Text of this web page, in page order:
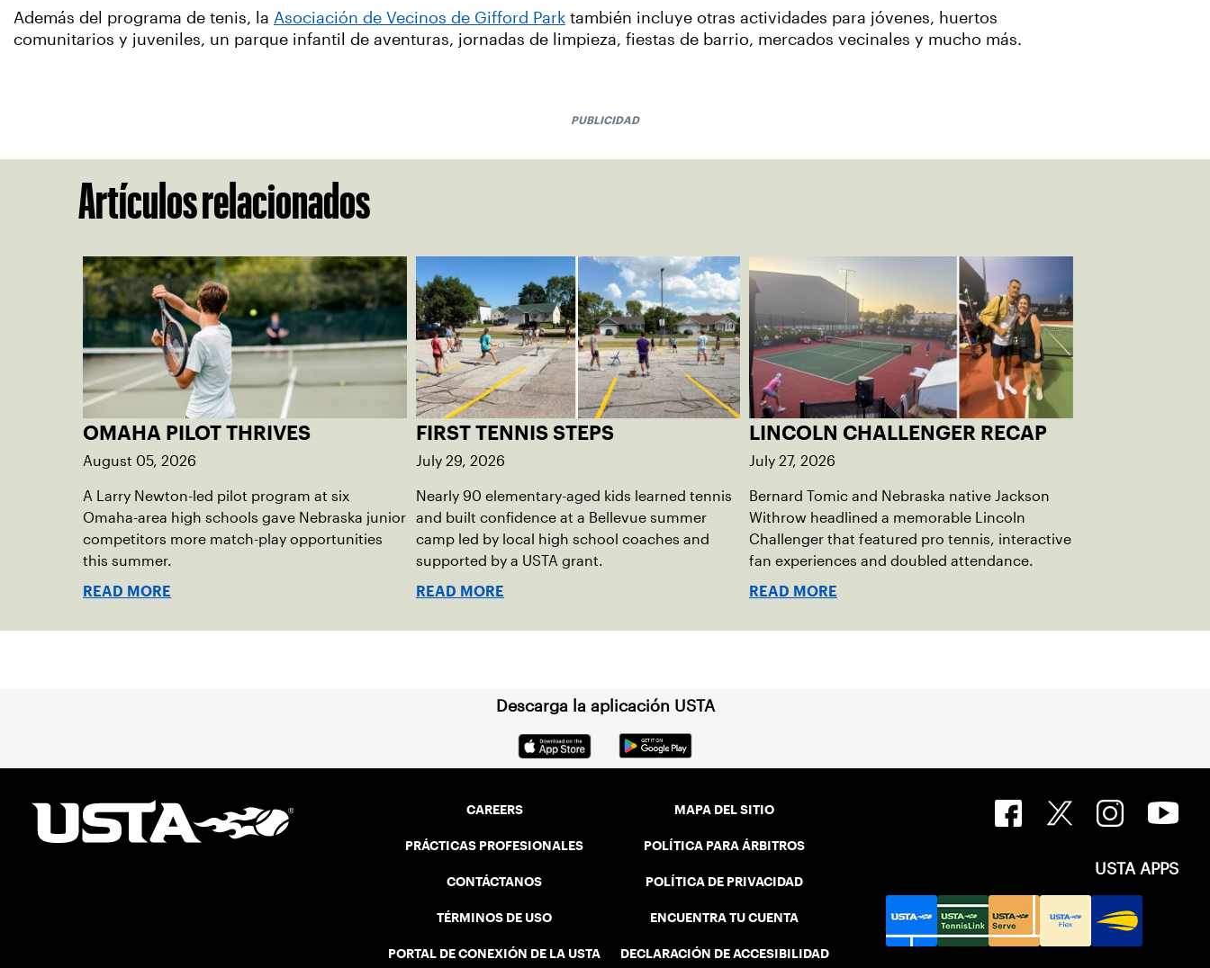
Además del programa de tenis, la Asociación de Vecinos de Gifford Park también incluye otras actividades para jóvenes, huertos
comunitarios y juveniles, un parque infantil de aventuras, jornadas de limpieza, fiestas de barrio, mercados vecinales y mucho más.
PUBLICIDAD
Artículos relacionados
OMAHA PILOT THRIVES
August 05, 2026
A Larry Newton-led pilot program at six
Omaha-area high schools gave Nebraska junior
competitors more match-play opportunities
this summer.
READ MORE
FIRST TENNIS STEPS
July 29, 2026
Nearly 90 elementary-aged kids learned tennis
and built confidence at a Bellevue summer
camp led by local high school coaches and
supported by a USTA grant.
READ MORE
LINCOLN CHALLENGER RECAP
July 27, 2026
Bernard Tomic and Nebraska native Jackson
Withrow headlined a memorable Lincoln
Challenger that featured pro tennis, interactive
fan experiences and doubled attendance.
READ MORE
Descarga la aplicación USTA
CAREERS
PRÁCTICAS PROFESIONALES
CONTÁCTANOS
TÉRMINOS DE USO
PORTAL DE CONEXIÓN DE LA USTA
MAPA DEL SITIO
POLÍTICA PARA ÁRBITROS
POLÍTICA DE PRIVACIDAD
ENCUENTRA TU CUENTA
DECLARACIÓN DE ACCESIBILIDAD
USTA APPS